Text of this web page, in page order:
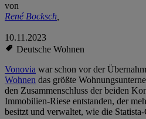
von
René Bocksch,
10.11.2023
Deutsche Wohnen
Vonovia war schon vor der
Wohnen das größte
den Zusammenschluss der beiden
Immobilien-Riese entstanden, der
besitzt und verwaltet, wie die